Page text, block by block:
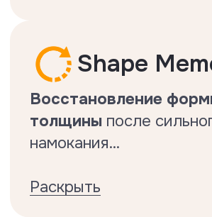
Подтвержденная
антистатичность
Подтвержденная
антистатичность.